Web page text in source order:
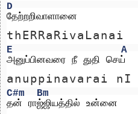
D
தேற்றறிவாளானை
thERRaRivaLanai
E A
அனுப்பினவரை நீ துதி செய்
anuppinavarai
C#m
Bm
தன் ராஜ்ஜியத்தில் உன்னை